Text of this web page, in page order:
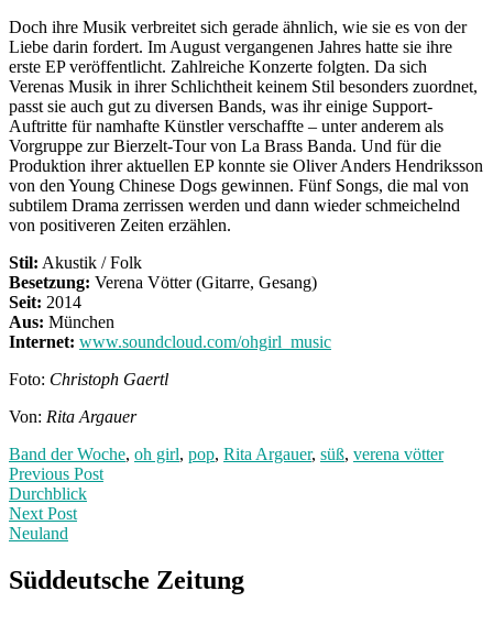
Doch ihre Musik verbreitet sich gerade ähnlich, wie sie es von der
Liebe darin fordert. Im August vergangenen Jahres hatte sie ihre
erste EP veröffentlicht. Zahlreiche Konzerte folgten. Da sich
Verenas Musik in ihrer Schlichtheit keinem Stil besonders zuordnet,
passt sie auch gut zu diversen Bands, was ihr einige Support-
Auftritte für namhafte Künstler verschaffte – unter anderem als
Vorgruppe zur Bierzelt-Tour von La Brass Banda. Und für die
Produktion ihrer aktuellen EP konnte sie Oliver Anders Hendriksson
von den Young Chinese Dogs gewinnen. Fünf Songs, die mal von
subtilem Drama zerrissen werden und dann wieder schmeichelnd
von positiveren Zeiten erzählen.
Stil: Akustik / Folk
Besetzung: Verena Vötter (Gitarre, Gesang)
Seit: 2014
Aus: München
Internet: www.soundcloud.com/ohgirl_music
Foto: Christoph Gaertl
Von: Rita Argauer
Band der Woche, oh girl, pop, Rita Argauer, süß, verena vötter
Post
navigation
Previous PostPrevious
Durchblick
Next Post
Neuland
Post:
Süddeutsche Zeitung